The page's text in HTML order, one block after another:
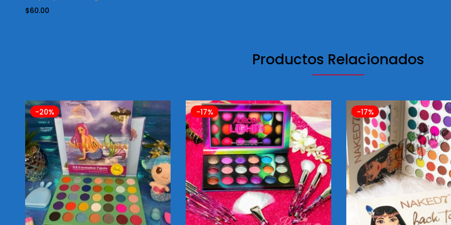
$60.00
Productos Relacionados
-20% -17% -17%